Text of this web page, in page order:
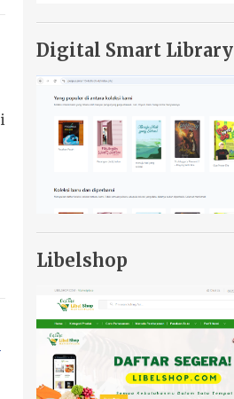
Digital Smart Library
Libelshop